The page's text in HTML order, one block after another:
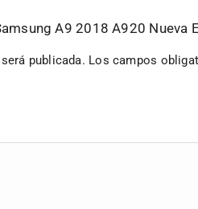
A9 2018 A920 Nueva
publicada. Los campos